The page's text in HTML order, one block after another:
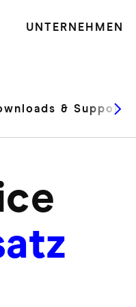
UNTERNEHMEN
& Support